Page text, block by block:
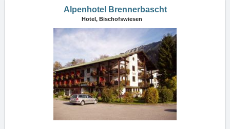
Alpenhotel Brennerbascht
Hotel, Bischofswiesen